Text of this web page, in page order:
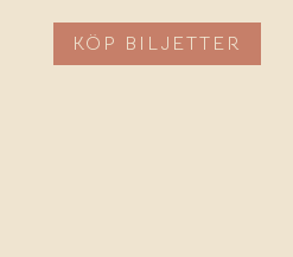
KÖP BILJETTER